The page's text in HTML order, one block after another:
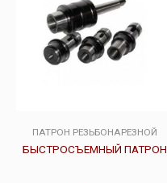
ПАТРОН РЕЗЬБОНАРЕЗНОЙ
БЫСТРОСЪЕМНЫЙ ПАТРОН